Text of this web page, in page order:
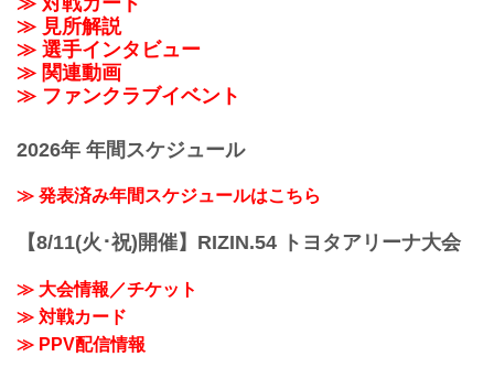
≫ 見所解説
≫ 選手インタビュー
≫ 関連動画
≫ ファンクラブイベント
2026年 年間スケジュール
≫ 発表済み年間スケジュールはこちら
【8/11(火･祝)開催】RIZIN.54 トヨタアリーナ大会
≫ 大会情報／チケット
≫ 対戦カード
≫ PPV配信情報